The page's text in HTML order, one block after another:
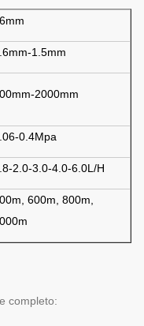
1.5mm
2000mm
0.4Mpa
2.0-3.0-4.0-6.0L/H
600m, 800m,
completo: